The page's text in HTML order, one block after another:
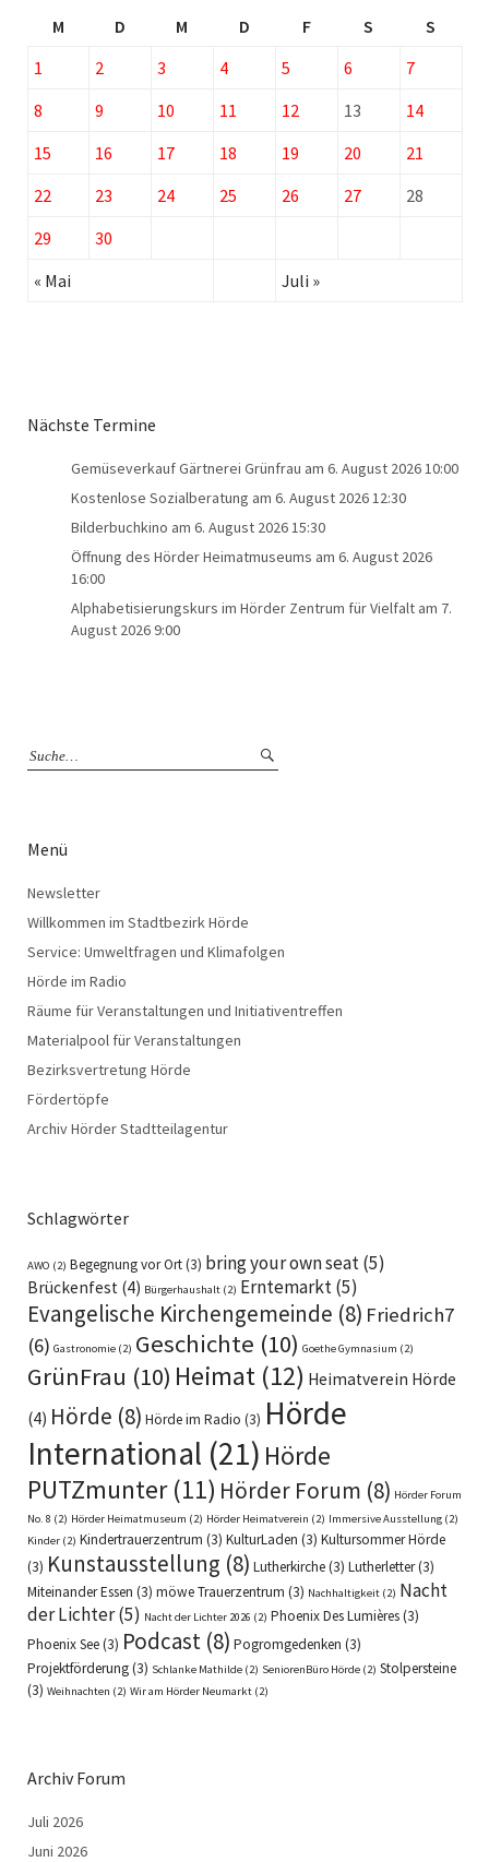
M D M D F S
S
1
2 3 4 5 6
7
8
9 10 11 12 13
14
15
16 17 18 19 20
21
22
23 24 25 26 27
28
29
30
« Mai
Juli »
Nächste Termine
Gemüseverkauf Gärtnerei Grünfrau am 6. August 2026 10:00
Kostenlose Sozialberatung am 6. August 2026 12:30
Bilderbuchkino am 6. August 2026 15:30
Öffnung des Hörder Heimatmuseums am 6. August 2026
16:00
Alphabetisierungskurs im Hörder Zentrum für Vielfalt am 7.
August 2026 9:00
Menü
Newsletter
Willkommen im Stadtbezirk Hörde
Service: Umweltfragen und Klimafolgen
Hörde im Radio
Räume für Veranstaltungen und Initiativentreffen
Materialpool für Veranstaltungen
Bezirksvertretung Hörde
Fördertöpfe
Archiv Hörder Stadtteilagentur
Schlagwörter
AWO (2) Begegnung vor Ort(3) bring your own seat(5)
Brückenfest (4) Bürgerhaushalt (2) Erntemarkt(5)
Evangelische Kirchengemeinde (8) Friedrich7
(6) Gastronomie (2) Geschichte (10) Goethe Gymnasium (2)
GrünFrau (10) Heimat (12) Heimatverein Hörde
(4) Hörde (8) Hörde im Radio (3) Hörde
International (21) Hörde
PUTZmunter(11) Hörder Forum (8) Hörder Forum
No. 8 (2) Hörder Heimatmuseum (2) Hörder Heimatverein (2) Immersive Ausstellung (2)
Kinder (2) Kindertrauerzentrum (3) KulturLaden (3) Kultursommer Hörde
(3) Kunstausstellung (8) Lutherkirche(3) Lutherletter(3)
Miteinander Essen (3) möwe Trauerzentrum (3) Nachhaltigkeit (2) Nacht
der Lichter(5) Nacht der Lichter 2026 (2) Phoenix Des Lumières(3)
Phoenix See(3) Podcast (8) Pogromgedenken (3)
Projektförderung(3) Schlanke Mathilde (2) SeniorenBüro Hörde (2) Stolpersteine
(3) Weihnachten (2) Wir am Hörder Neumarkt (2)
Archiv Forum
Juli 2026
Juni 2026